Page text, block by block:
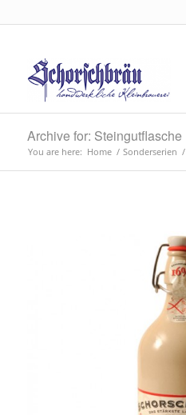
Archive for: Steingutflasche
You are here: Home / Sonderserien /